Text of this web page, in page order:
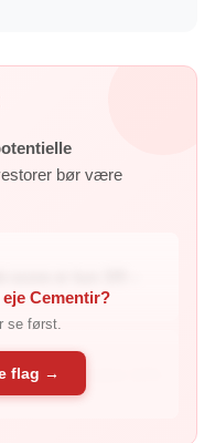
bør være
score er kun 3/9 –
er faldet 22%
Cementir?
se først.
flag →